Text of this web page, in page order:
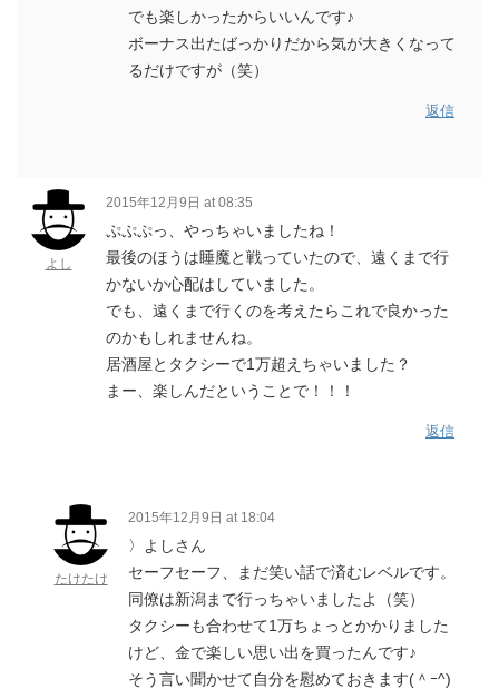
でも楽しかったからいいんです♪
ボーナス出たばっかりだから気が大きくなって
るだけですが（笑）
返信
よし
2015年12月9日 at 08:35
ぷぷぷっ、やっちゃいましたね！
最後のほうは睡魔と戦っていたので、遠くまで行
かないか心配はしていました。
でも、遠くまで行くのを考えたらこれで良かった
のかもしれませんね。
居酒屋とタクシーで1万超えちゃいました？
まー、楽しんだということで！！！
返信
たけたけ
2015年12月9日 at 18:04
〉よしさん
セーフセーフ、まだ笑い話で済むレベルです。
同僚は新潟まで行っちゃいましたよ（笑）
タクシーも合わせて1万ちょっとかかりました
けど、金で楽しい思い出を買ったんです♪
そう言い聞かせて自分を慰めておきます(＾ｰ^)